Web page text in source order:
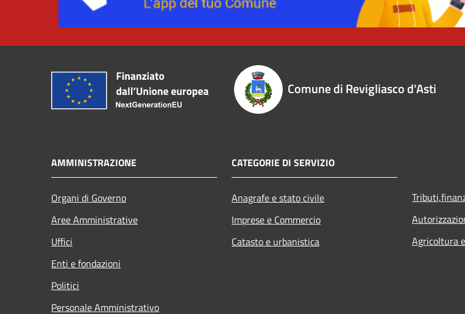
Comune di Revigliasco d'Asti
AMMINISTRAZIONE
Organi di Governo
Aree Amministrative
Uffici
Enti e fondazioni
Politici
Personale Amministrativo
CATEGORIE DI SERVIZIO
Anagrafe e stato civile
Imprese e Commercio
Catasto e urbanistica
Agricoltura